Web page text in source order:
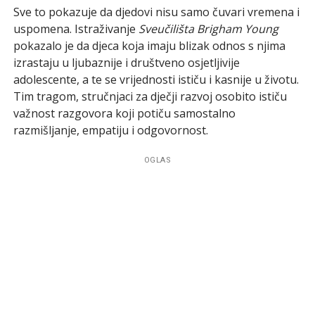
Sve to pokazuje da djedovi nisu samo čuvari vremena i
uspomena. Istraživanje Sveučilišta Brigham Young
pokazalo je da djeca koja imaju blizak odnos s njima
izrastaju u ljubaznije i društveno osjetljivije
adolescente, a te se vrijednosti ističu i kasnije u životu.
Tim tragom, stručnjaci za dječji razvoj osobito ističu
važnost razgovora koji potiču samostalno
razmišljanje, empatiju i odgovornost.
OGLAS